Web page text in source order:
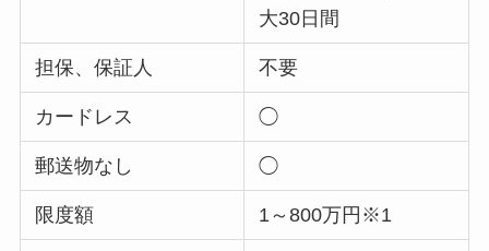
大30日間
担保、保証人 不要
カードレス ◯
郵送物なし ◯
限度額 1～800万円※1